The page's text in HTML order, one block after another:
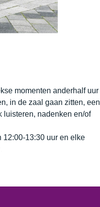
momenten anderhalf uur
in de zaal gaan zitten, een
luisteren, nadenken en/of
12:00-13:30 uur en elke